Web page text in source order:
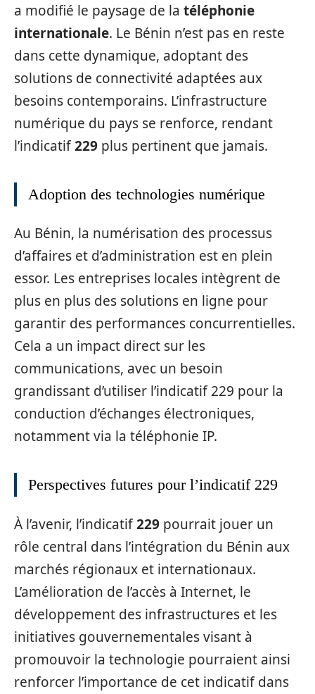
a modifié le paysage de la téléphonie
internationale. Le Bénin n’est pas en reste
dans cette dynamique, adoptant des
solutions de connectivité adaptées aux
besoins contemporains. L’infrastructure
numérique du pays se renforce, rendant
l’indicatif229 plus pertinent que jamais.
Adoption des technologies numérique
Au Bénin, la numérisation des processus
d’affaires et d’administration est en plein
essor. Les entreprises locales intègrent de
plus en plus des solutions en ligne pour
garantir des performances concurrentielles.
Cela a un impact direct sur les
communications, avec un besoin
grandissant d’utiliser l’indicatif 229 pour la
conduction d’échanges électroniques,
notamment via la téléphonie IP.
Perspectives futures pour l’indicatif 229
À l’avenir, l’indicatif229 pourrait jouer un
rôle central dans l’intégration du Bénin aux
marchés régionaux et internationaux.
L’amélioration de l’accès à Internet, le
développement des infrastructures et les
initiatives gouvernementales visant à
promouvoir la technologie pourraient ainsi
renforcer l’importance de cet indicatif dans